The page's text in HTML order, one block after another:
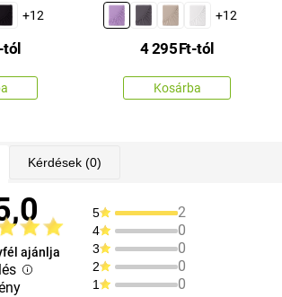
+12 +12
4 295Ft-tól
Kosárba
Kérdések(0)
ajánlja
5 2
4 0
3 0
2 0
1 0